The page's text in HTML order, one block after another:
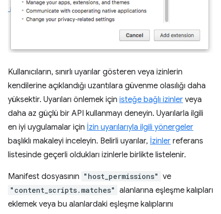
Kullanıcıların, sınırlı uyarılar gösteren veya izinlerin
kendilerine açıklandığı uzantılara güvenme olasılığı daha
yüksektir. Uyarıları önlemek için isteğe bağlı izinler veya
daha az güçlü bir API kullanmayı deneyin. Uyarılarla ilgili
en iyi uygulamalar için İzin uyarılarıyla ilgili yönergeler
başlıklı makaleyi inceleyin. Belirli uyarılar, İzinler referans
listesinde geçerli oldukları izinlerle birlikte listelenir.
Manifest dosyasının "host_permissions" ve
"content_scripts.matches" alanlarına eşleşme kalıpları
eklemek veya bu alanlardaki eşleşme kalıplarını